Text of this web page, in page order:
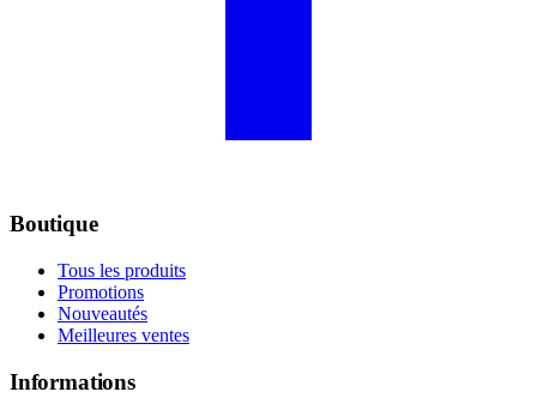
Boutique
Tous les produits
Promotions
Nouveautés
Meilleures ventes
Informations